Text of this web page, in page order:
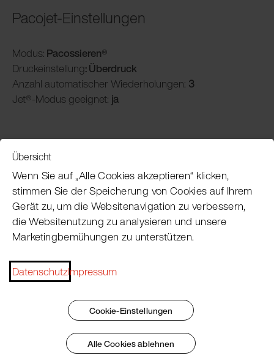
Pacojet-Einstellungen
Modus: Pacossieren®
Druckeinstellung: Überdruck
Anzahl automatischer Wiederholungen: 3
Jet®-Modus geeignet: ja
Pacojet Newsletter
Möchten Sie regelmäßig über Neuigkeiten,
Laufenden bleiben?
Jetzt abonnieren
Übersicht
Wenn Sie auf „Alle Cookies akzeptieren“ klicken,
stimmen Sie der Speicherung von Cookies auf Ihrem
Gerät zu, um die Websitenavigation zu verbessern,
die Websitenutzung zu analysieren und unsere
Marketingbemühungen zu unterstützen.
DatenschutzImpressum
Cookie-Einstellungen
Alle Cookies ablehnen